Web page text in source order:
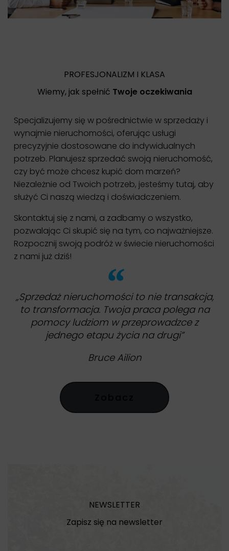
PROFESJONALIZM I KLASA
Wiemy, jak spełnić Twoje oczekiwania
Specjalizujemy się w pośrednictwie w sprzedaży i
wynajmie nieruchomości, oferując usługi
precyzyjnie dostosowane do indywidualnych
potrzeb. Planujesz sprzedać swoją nieruchomość,
czy być może chcesz kupić dom marzeń?
Niezależnie od Twoich potrzeb, jesteśmy tutaj, aby
służyć Ci naszą wiedzą i doświadczeniem.
Skontaktuj się z nami, a zadbamy o wszystko,
pozwalając Ci skupić się na tym, co najważniejsze.
Rozpocznij swoją podróż w świecie nieruchomości
z nami już dziś!
„Sprzedaż nieruchomości to nie transakcja,
to transformacja. Twoja praca polega na
pomocy ludziom w przeprowadzce z
jednego etapu życia na drugi”
Bruce Ailion
NEWSLETTER
Zapisz się na newsletter